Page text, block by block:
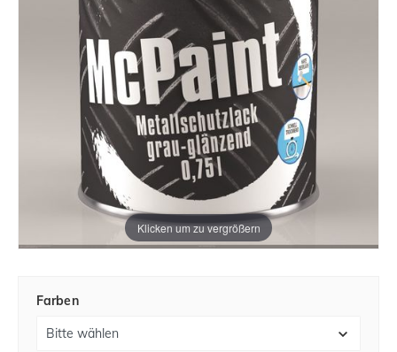
Klicken um zu vergrößern
Farben